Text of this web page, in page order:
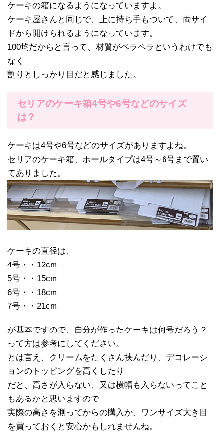
ケーキの箱になるようになっていますよ。
ケーキ屋さんと同じで、上に持ち手もついて、両サイ
ドから開けられるようになっています。
100均だからと言って、材質がペラペラというわけでも
なく
割りとしっかり目だと感じました。
セリアのケーキ箱4号や6号などのサイズ
は？
ケーキは4号や6号などのサイズがありますよね。
セリアのケーキ箱、ホールタイプは4号～6号まで置い
てありました。
ケーキの直径は、
4号・・12cm
5号・・15cm
6号・・18cm
7号・・21cm
が基本ですので、自分が作ったケーキは何号だろう？
って方は参考にしてください。
とは言え、クリームをたくさん挟んだり、デコレーシ
ョンのトッピングを高くしたり
だと、高さが入らない、又は横幅も入らないってこと
もあるかと思いますので
実際の高さを測ってからの購入か、ワンサイズ大き目
を買っておくと安心かもしれませんね。